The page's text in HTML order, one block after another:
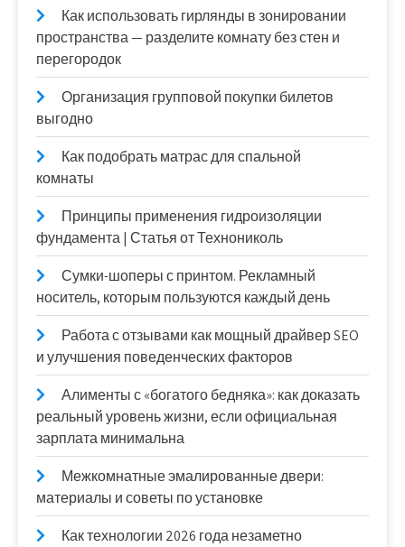
Как использовать гирлянды в зонировании
пространства — разделите комнату без стен и
перегородок
Организация групповой покупки билетов
выгодно
Как подобрать матрас для спальной
комнаты
Принципы применения гидроизоляции
фундамента | Статья от Технониколь
Сумки-шоперы с принтом. Рекламный
носитель, которым пользуются каждый день
Работа с отзывами как мощный драйвер SEO
и улучшения поведенческих факторов
Алименты с «богатого бедняка»: как доказать
реальный уровень жизни, если официальная
зарплата минимальна
Межкомнатные эмалированные двери:
материалы и советы по установке
Как технологии 2026 года незаметно